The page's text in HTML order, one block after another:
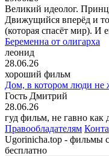
Великий идеолог.
Движущийся вперёд и
(которая спасёт мир). И
Беременна от олигарха
леонид
28.06.26
хороший фильм
Дом, в котором люди не
Гость Дмитрий
28.06.26
гуд фильм, не гавно
Правообладателям
Ugorinicha.top - фильмы
бесплатно